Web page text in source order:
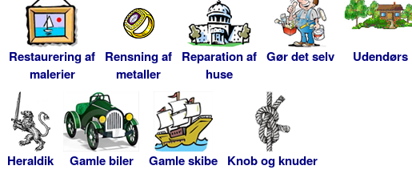
Restaurering af
malerier
Rensning af
metaller
Reparation af
huse
Gør det selv Udendørs
Heraldik Gamle biler Gamle skibe Knob og knuder